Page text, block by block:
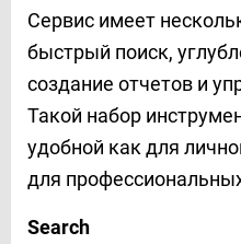
Сервис имеет
быстрый поиск,
создание отчетов и
Такой набор
удобной как для
для
Search